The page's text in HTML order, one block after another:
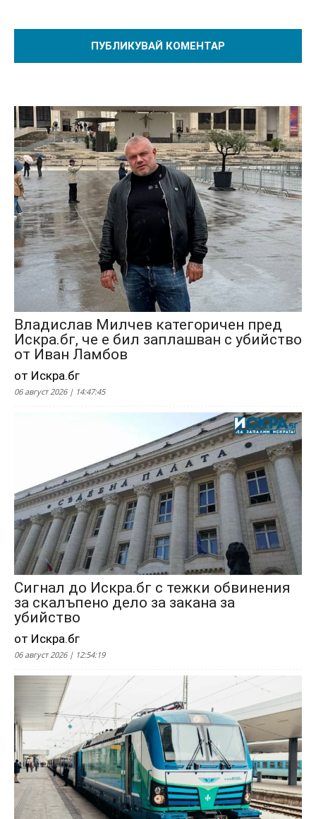
Владислав Милчев категоричен пред
Искра.бг, че е бил заплашван с убийство
от Иван Ламбов
от Искра.бг
06 август 2026 | 14:47:45
Сигнал до Искра.бг с тежки обвинения
за скалъпено дело за закана за
убийство
от Искра.бг
06 август 2026 | 12:54:19